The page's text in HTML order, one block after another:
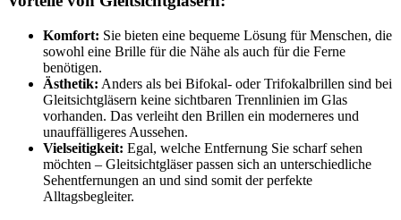
Komfort: Sie bieten eine bequeme Lösung für Menschen, die
sowohl eine Brille für die Nähe als auch für die Ferne
benötigen.
Ästhetik: Anders als bei Bifokal- oder Trifokalbrillen sind bei
Gleitsichtgläsern keine sichtbaren Trennlinien im Glas
vorhanden. Das verleiht den Brillen ein moderneres und
unauffälligeres Aussehen.
Vielseitigkeit: Egal, welche Entfernung Sie scharf sehen
möchten – Gleitsichtgläser passen sich an unterschiedliche
Sehentfernungen an und sind somit der perfekte
Alltagsbegleiter.